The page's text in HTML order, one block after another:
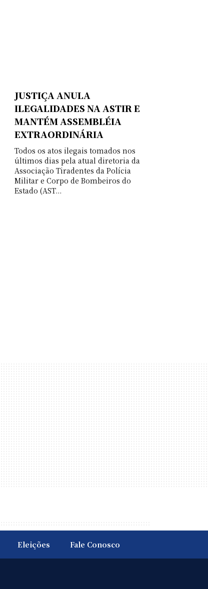
JUSTIÇA ANULA
ILEGALIDADES NA ASTIR E
MANTÉM ASSEMBLÉIA
EXTRAORDINÁRIA
Todos os atos ilegais tomados nos
últimos dias pela atual diretoria da
Associação Tiradentes da Polícia
Militar e Corpo de Bombeiros do
Estado (AST...
Eleições Fale Conosco